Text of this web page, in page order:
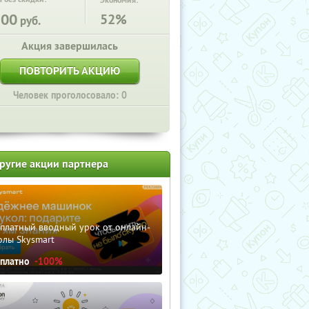
руб. 52%
Акция завершилась
ПОВТОРИТЬ АКЦИЮ
Человек проголосовало: 0
акции партнера
вводный урок от онлайн-
Skysmart
-100%